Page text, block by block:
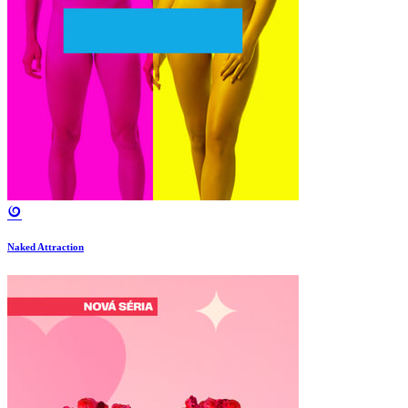
Naked Attraction